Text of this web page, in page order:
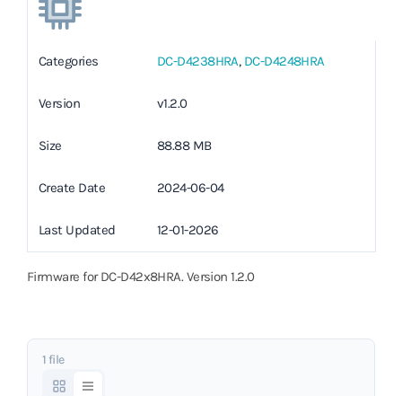
Categories DC-D4238HRA, DC-D4248HRA
Version v1.2.0
Size 88.88 MB
Create Date 2024-06-04
Last Updated 12-01-2026
Firmware for DC-D42x8HRA. Version 1.2.0
1 file